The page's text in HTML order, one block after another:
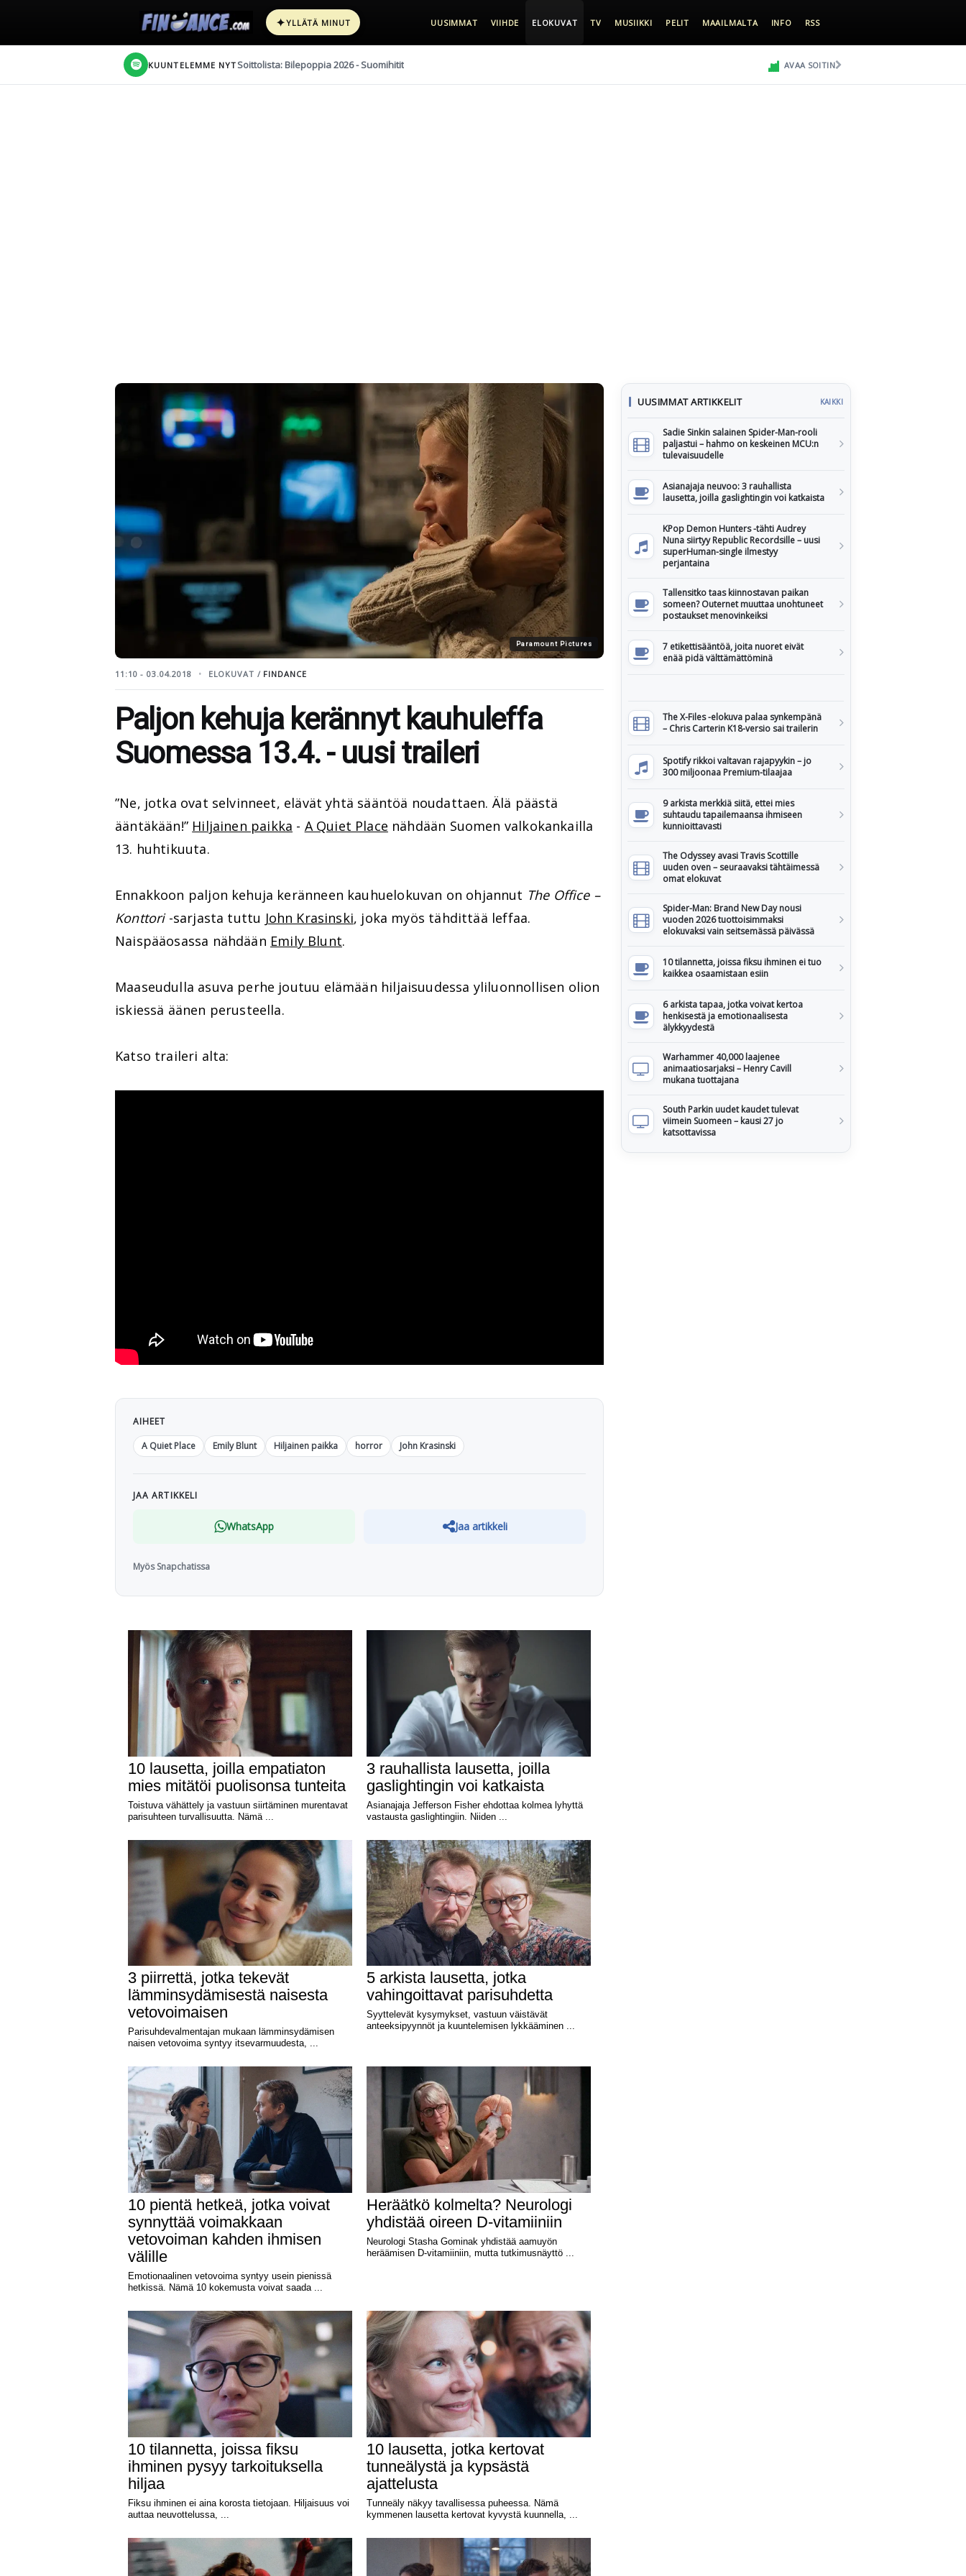
✦YLLÄTÄ MINUT UUSIMMAT VIIHDE ELOKUVAT TV MUSIIKKI PELIT MAAILMALTA INFO RSS
KUUNTELEMME NYT Soittolista: Bilepoppia 2026 - Suomihitit AVAA SOITIN
Paramount Pictures
11:10 - 03.04.2018 ELOKUVAT / FINDANCE
Paljon kehuja kerännyt kauhuleffa
Suomessa 13.4. - uusi traileri
”Ne, jotka ovat selvinneet, elävät yhtä sääntöä noudattaen. Älä päästä
ääntäkään!” Hiljainen paikka - A Quiet Place nähdään Suomen valkokankailla
13. huhtikuuta.
Ennakkoon paljon kehuja keränneen kauhuelokuvan on ohjannut The Office –
Konttori-sarjasta tuttu John Krasinski, joka myös tähdittää leffaa.
Naispääosassa nähdään Emily Blunt.
Maaseudulla asuva perhe joutuu elämään hiljaisuudessa yliluonnollisen olion
iskiessä äänen perusteella.
Katso traileri alta:
AIHEET
A Quiet Place
Emily Blunt Hiljainen paikka horror John Krasinski
JAA ARTIKKELI
WhatsApp Jaa artikkeli
Myös Snapchatissa
UUSIMMAT ARTIKKELIT KAIKKI
Sadie Sinkin salainen Spider-Man-rooli
paljastui – hahmo on keskeinen MCU:n
tulevaisuudelle
Asianajaja neuvoo: 3 rauhallista
lausetta, joilla gaslightingin voi katkaista
KPop Demon Hunters -tähti Audrey
Nuna siirtyy Republic Recordsille – uusi
superHuman-single ilmestyy
perjantaina
Tallensitko taas kiinnostavan paikan
someen? Outernet muuttaa unohtuneet
postaukset menovinkeiksi
7 etikettisääntöä, joita nuoret eivät
enää pidä välttämättöminä
The X-Files -elokuva palaa synkempänä
– Chris Carterin K18-versio sai trailerin
Spotify rikkoi valtavan rajapyykin – jo
300 miljoonaa Premium-tilaajaa
9 arkista merkkiä siitä, ettei mies
suhtaudu tapailemaansa ihmiseen
kunnioittavasti
The Odyssey avasi Travis Scottille
uuden oven – seuraavaksi tähtäimessä
omat elokuvat
Spider-Man: Brand New Day nousi
vuoden 2026 tuottoisimmaksi
elokuvaksi vain seitsemässä päivässä
10 tilannetta, joissa fiksu ihminen ei tuo
kaikkea osaamistaan esiin
6 arkista tapaa, jotka voivat kertoa
henkisestä ja emotionaalisesta
älykkyydestä
Warhammer 40,000 laajenee
animaatiosarjaksi – Henry Cavill
mukana tuottajana
South Parkin uudet kaudet tulevat
viimein Suomeen – kausi 27 jo
katsottavissa